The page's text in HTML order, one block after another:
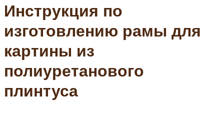
Инструкция по
изготовлению рамы для
картины из
полиуретанового
плинтуса